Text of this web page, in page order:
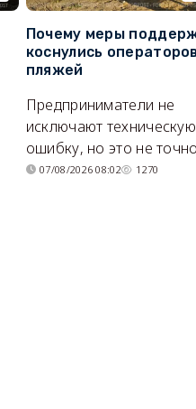
Почему меры
коснулись
пляжей
Предприниматели не
исключают техническую
ошибку, но это не
07/08/2026 08:02 1270